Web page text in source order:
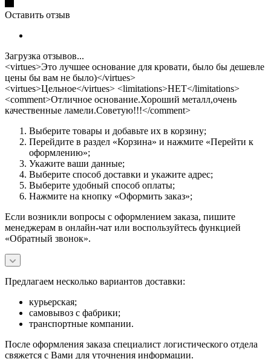
Оставить отзыв
Загрузка отзывов...
<virtues>Это лучшее основание для кровати, было бы дешевле
цены бы вам не было)</virtues>
<virtues>Цельное</virtues> <limitations>НЕТ</limitations>
<comment>Отличное основание.Хороший металл,очень
качественные ламели.Советую!!!</comment>
Выберите товары и добавьте их в корзину;
Перейдите в раздел «Корзина» и нажмите «Перейти к
оформлению»;
Укажите ваши данные;
Выберите способ доставки и укажите адрес;
Выберите удобный способ оплаты;
Нажмите на кнопку «Оформить заказ»;
Если возникли вопросы с оформлением заказа, пишите
менеджерам в онлайн-чат или воспользуйтесь функцией
«Обратный звонок».
Предлагаем несколько вариантов доставки:
курьерская;
самовывоз с фабрики;
транспортные компании.
После оформления заказа специалист логистического отдела
свяжется с Вами для уточнения информации.